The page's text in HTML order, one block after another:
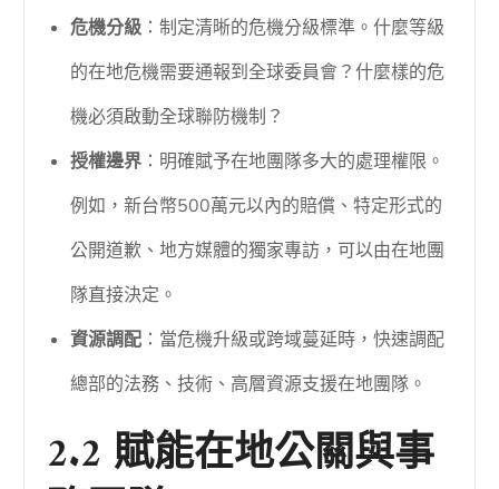
危機分級 ：制定清晰的危機分級標準。什麼等級
的在地危機需要通報到全球委員會？什麼樣的危
機必須啟動全球聯防機制？
授權邊界 ：明確賦予在地團隊多大的處理權限。
例如，新台幣500萬元以內的賠償、特定形式的
公開道歉、地方媒體的獨家專訪，可以由在地團
隊直接決定。
資源調配 ：當危機升級或跨域蔓延時，快速調配
總部的法務、技術、高層資源支援在地團隊。
2.2 賦能在地公關與事